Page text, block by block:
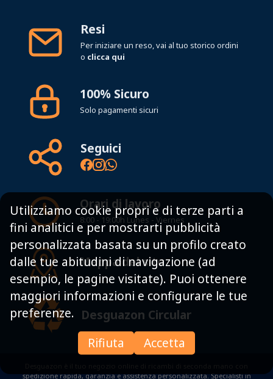
Resi
Per iniziare un reso, vai al tuo storico ordini
o clicca qui
100% Sicuro
Solo pagamenti sicuri
Seguici
Orari di lavoro
8:00 - 19:00h Lunes - Viernes
Mappa del sito
Desguazon Circular
spedizione rapida, garanzia e assistenza personalizzata. Specialisti in
Utilizziamo cookie propri e di terze parti a
fini analitici e per mostrarti pubblicità
personalizzata basata su un profilo creato
dalle tue abitudini di navigazione (ad
esempio, le pagine visitate). Puoi ottenere
maggiori informazioni e configurare le tue
preferenze.
Rifiuta
Accetta